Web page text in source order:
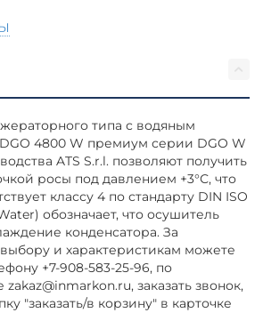
типа с водяным
4800 W премиум серии DGO W
ATS S.r.l. позволяют получить
росы под давлением +3°С, что
классу 4 по стандарту DIN ISO
обозначает, что осушитель
конденсатора. За
и характеристикам можете
+7-908-583-25-96, по
заказать звонок,
"заказать/в корзину" в карточке